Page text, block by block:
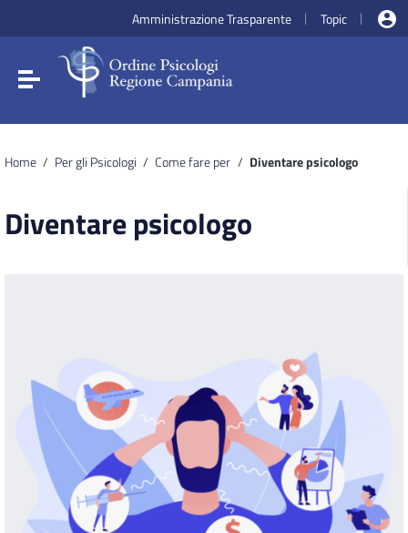
Vai al menu di navigazione
Vai al footer
Amministrazione Trasparente | Topic |
Attiva / disattiva la navigazione
Home / Per gli Psicologi / Come fare per / Diventare psicologo
Diventare psicologo